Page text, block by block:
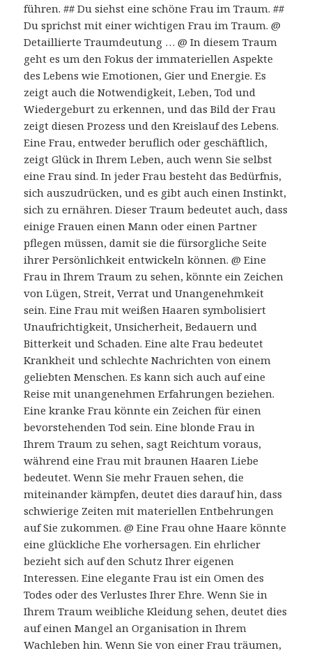
führen. ## Du siehst eine schöne Frau im Traum. ##
Du sprichst mit einer wichtigen Frau im Traum. @
Detaillierte Traumdeutung … @ In diesem Traum
geht es um den Fokus der immateriellen Aspekte
des Lebens wie Emotionen, Gier und Energie. Es
zeigt auch die Notwendigkeit, Leben, Tod und
Wiedergeburt zu erkennen, und das Bild der Frau
zeigt diesen Prozess und den Kreislauf des Lebens.
Eine Frau, entweder beruflich oder geschäftlich,
zeigt Glück in Ihrem Leben, auch wenn Sie selbst
eine Frau sind. In jeder Frau besteht das Bedürfnis,
sich auszudrücken, und es gibt auch einen Instinkt,
sich zu ernähren. Dieser Traum bedeutet auch, dass
einige Frauen einen Mann oder einen Partner
pflegen müssen, damit sie die fürsorgliche Seite
ihrer Persönlichkeit entwickeln können. @ Eine
Frau in Ihrem Traum zu sehen, könnte ein Zeichen
von Lügen, Streit, Verrat und Unangenehmkeit
sein. Eine Frau mit weißen Haaren symbolisiert
Unaufrichtigkeit, Unsicherheit, Bedauern und
Bitterkeit und Schaden. Eine alte Frau bedeutet
Krankheit und schlechte Nachrichten von einem
geliebten Menschen. Es kann sich auch auf eine
Reise mit unangenehmen Erfahrungen beziehen.
Eine kranke Frau könnte ein Zeichen für einen
bevorstehenden Tod sein. Eine blonde Frau in
Ihrem Traum zu sehen, sagt Reichtum voraus,
während eine Frau mit braunen Haaren Liebe
bedeutet. Wenn Sie mehr Frauen sehen, die
miteinander kämpfen, deutet dies darauf hin, dass
schwierige Zeiten mit materiellen Entbehrungen
auf Sie zukommen. @ Eine Frau ohne Haare könnte
eine glückliche Ehe vorhersagen. Ein ehrlicher
bezieht sich auf den Schutz Ihrer eigenen
Interessen. Eine elegante Frau ist ein Omen des
Todes oder des Verlustes Ihrer Ehre. Wenn Sie in
Ihrem Traum weibliche Kleidung sehen, deutet dies
auf einen Mangel an Organisation in Ihrem
Wachleben hin. Wenn Sie von einer Frau träumen,